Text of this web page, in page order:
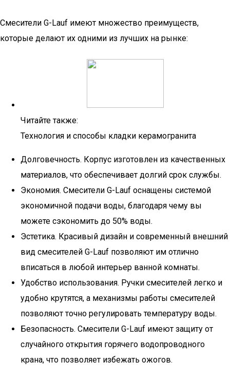
Смесители G-Lauf имеют множество преимуществ,
которые делают их одними из лучших на рынке:
Читайте также:
Технология и способы кладки керамогранита
Долговечность. Корпус изготовлен из качественных
материалов, что обеспечивает долгий срок службы.
Экономия. Смесители G-Lauf оснащены системой
экономичной подачи воды, благодаря чему вы
можете сэкономить до 50% воды.
Эстетика. Красивый дизайн и современный внешний
вид смесителей G-Lauf позволяют им отлично
вписаться в любой интерьер ванной комнаты.
Удобство использования. Ручки смесителей легко и
удобно крутятся, а механизмы работы смесителей
позволяют точно регулировать температуру воды.
Безопасность. Смесители G-Lauf имеют защиту от
случайного открытия горячего водопроводного
крана, что позволяет избежать ожогов.